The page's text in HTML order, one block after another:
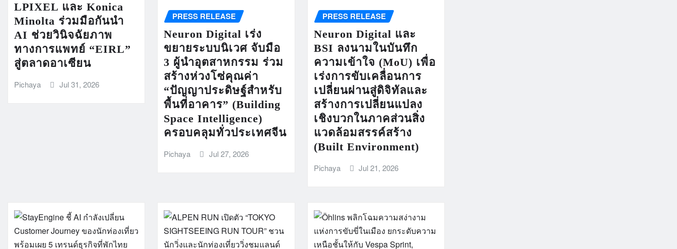
LPIXEL และ Konica
Minolta ร่วมมือกันนำ
AI ช่วยวินิจฉัยภาพ
ทางการแพทย์ “EIRL”
สู่ตลาดอาเซียน
Pichaya Jul 31, 2026
PRESS RELEASE
Neuron Digital เร่ง
ขยายระบบนิเวศ จับมือ
3 ผู้นำอุตสาหกรรม ร่วม
สร้างห่วงโซ่คุณค่า
“ปัญญาประดิษฐ์สำหรับ
พื้นที่อาคาร” (Building
Space Intelligence)
ครอบคลุมทั่วประเทศจีน
Pichaya Jul 27, 2026
PRESS RELEASE
Neuron Digital และ
BSI ลงนามในบันทึก
ความเข้าใจ (MoU) เพื่อ
เร่งการขับเคลื่อนการ
เปลี่ยนผ่านสู่ดิจิทัลและ
สร้างการเปลี่ยนแปลง
เชิงบวกในภาคส่วนสิ่ง
แวดล้อมสรรค์สร้าง
(Built Environment)
Pichaya Jul 21, 2026